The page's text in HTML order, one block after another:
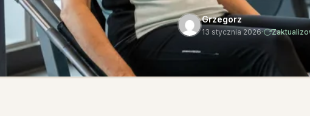
Grzegorz
13 stycznia 2026·